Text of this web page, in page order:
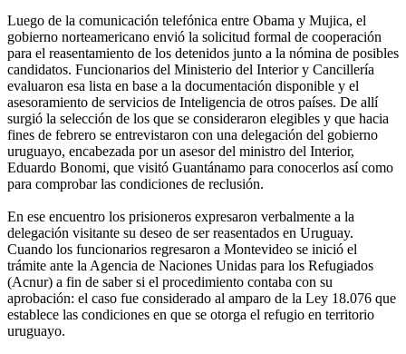
Luego de la comunicación telefónica entre Obama y Mujica, el
gobierno norteamericano envió la solicitud formal de cooperación
para el reasentamiento de los detenidos junto a la nómina de posibles
candidatos. Funcionarios del Ministerio del Interior y Cancillería
evaluaron esa lista en base a la documentación disponible y el
asesoramiento de servicios de Inteligencia de otros países. De allí
surgió la selección de los que se consideraron elegibles y que hacia
fines de febrero se entrevistaron con una delegación del gobierno
uruguayo, encabezada por un asesor del ministro del Interior,
Eduardo Bonomi, que visitó Guantánamo para conocerlos así como
para comprobar las condiciones de reclusión.
En ese encuentro los prisioneros expresaron verbalmente a la
delegación visitante su deseo de ser reasentados en Uruguay.
Cuando los funcionarios regresaron a Montevideo se inició el
trámite ante la Agencia de Naciones Unidas para los Refugiados
(Acnur) a fin de saber si el procedimiento contaba con su
aprobación: el caso fue considerado al amparo de la Ley 18.076 que
establece las condiciones en que se otorga el refugio en territorio
uruguayo.